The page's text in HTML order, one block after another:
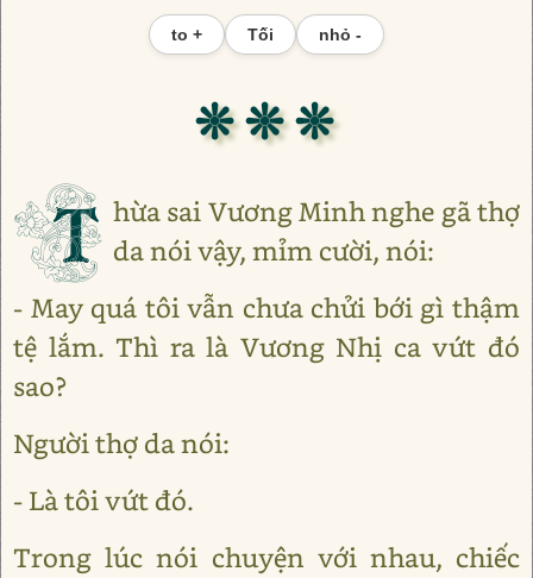
to + Tối nhỏ -
❊ ❊ ❊
T hừa sai Vương Minh nghe gã thợ
da nói vậy, mỉm cười, nói:
- May quá tôi vẫn chưa chửi bới gì thậm
tệ lắm. Thì ra là Vương Nhị ca vứt đó
sao?
Người thợ da nói:
- Là tôi vứt đó.
Trong lúc nói chuyện với nhau, chiếc